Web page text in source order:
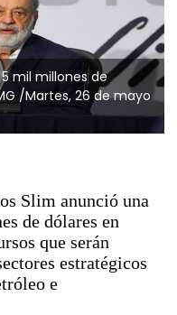
mil millones de
/Martes, 26 de mayo
Slim anunció una
de dólares en
que serán
estratégicos
e